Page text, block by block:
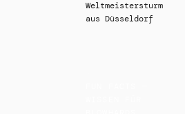
Weltmeistersturm
aus Düsseldorf